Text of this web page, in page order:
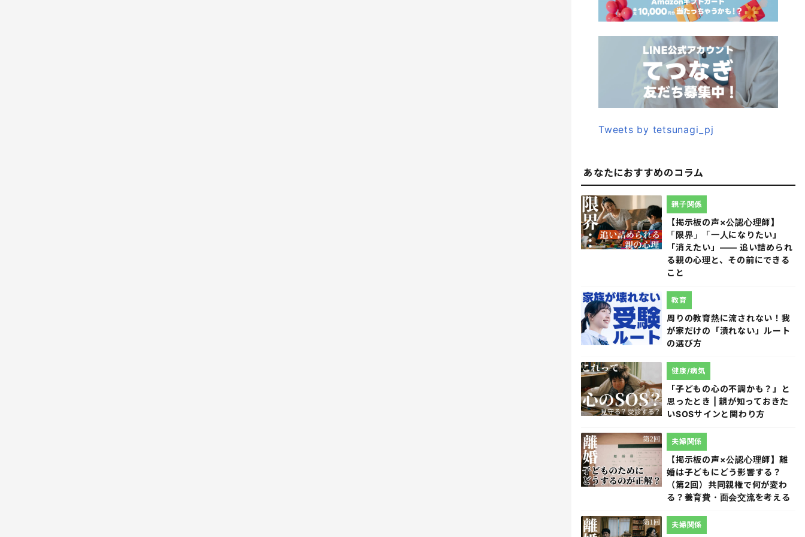
Tweets by tetsunagi_pj
あなたにおすすめのコラム
【掲示板の声×公認心理師】
「限界」「一人になりたい」
「消えたい」―― 追い詰められ
る親の心理と、その前にできる
こと
親子関係
周りの教育熱に流されない！我
が家だけの「潰れない」ルート
の選び方
教育
「子どもの心の不調かも？」と
思ったとき | 親が知っておきた
いSOSサインと関わり方
健康/病気
【掲示板の声×公認心理師】離
婚は子どもにどう影響する？
（第2回）共同親権で何が変わ
る？養育費・面会交流を考える
夫婦関係
夫婦関係